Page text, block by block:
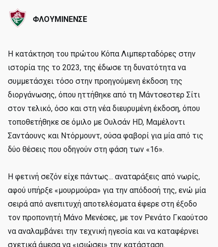
ΦΛΟΥΜΙΝΕΝΣΕ
Η κατάκτηση του πρώτου Κόπα Λιμπερταδόρες στην
ιστορία της το 2023, της έδωσε τη δυνατότητα να
συμμετάσχει τόσο στην προηγούμενη έκδοση της
διοργάνωσης, όπου ηττήθηκε από τη Μάντσεστερ Σίτι
στον τελικό, όσο και στη νέα διευρυμένη έκδοση, όπου
τοποθετήθηκε σε όμιλο με Ουλσάν HD, Μαμέλοντι
Σαντάουνς και Ντόρμουντ, ούσα φαβορί για μία από τις
δύο θέσεις που οδηγούν στη φάση των «16».
Η φετινή σεζόν είχε πάντως... αναταράξεις από νωρίς,
αφού υπήρξε «μουρμούρα» για την απόδοσή της, ενώ μία
σειρά από ανεπιτυχή αποτελέσματα έφερε στη έξοδο
τον προπονητή Μάνο Μενέσες, με τον Ρενάτο Γκαούτσο
να αναλαμβάνει την τεχνική ηγεσία και να καταφέρνει
σχετικά άμεσα να «ισιώσει» την κατάσταση.